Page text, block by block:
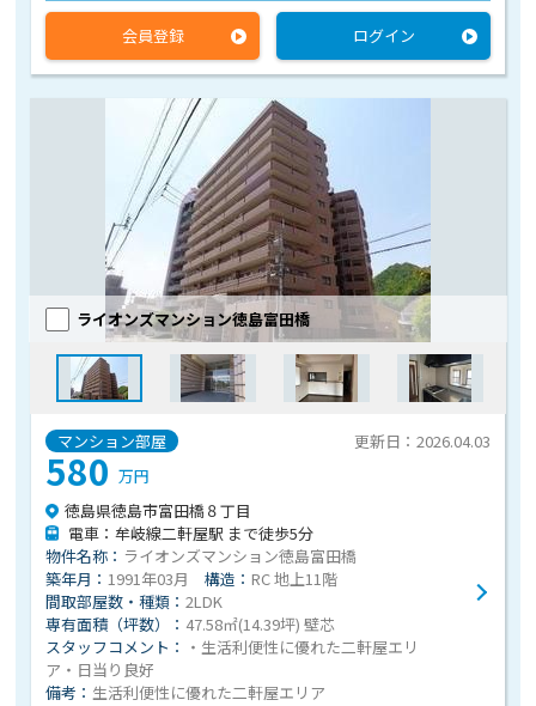
会員登録 ログイン
マンション部屋
ライオンズマンション徳島富田橋
更新日：2026.04.03
580万円
徳島県徳島市富田橋８丁目
電車：牟岐線二軒屋駅 まで徒歩5分
物件名称： ライオンズマンション徳島富田橋
築年月：1991年03月 構造：RC 地上11階
間取部屋数・種類：2LDK
専有面積（坪数）： 47.58㎡(14.39坪) 壁芯
スタッフコメント： ・生活利便性に優れた二軒屋エリ
ア・日当り良好
備考： 生活利便性に優れた二軒屋エリア